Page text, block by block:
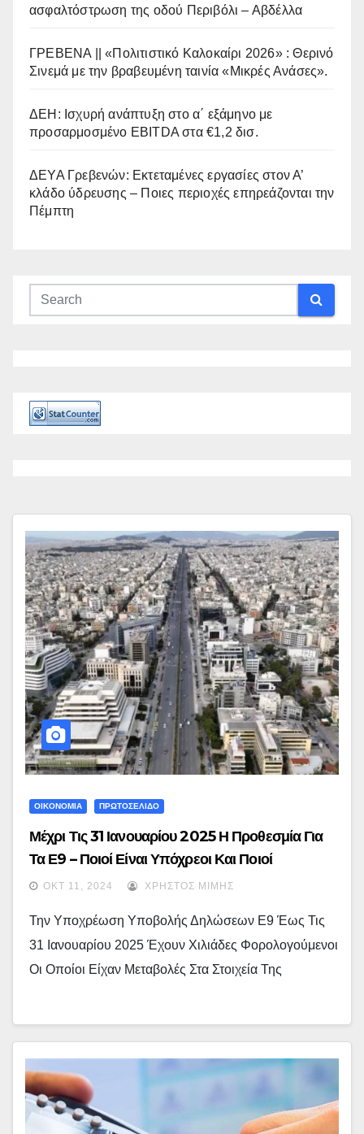
ασφαλτόστρωση της οδού Περιβόλι – Αβδέλλα
ΓΡΕΒΕΝΑ || «Πολιτιστικό Καλοκαίρι 2026» : Θερινό
Σινεμά με την βραβευμένη ταινία «Μικρές Ανάσες».
ΔΕΗ: Ισχυρή ανάπτυξη στο α΄ εξάμηνο με
προσαρμοσμένο EBITDA στα €1,2 δισ.
ΔΕΥΑ Γρεβενών: Εκτεταμένες εργασίες στον Α’
κλάδο ύδρευσης – Ποιες περιοχές επηρεάζονται την
Πέμπτη
ΟΙΚΟΝΟΜΙΑ ΠΡΩΤΟΣΕΛΙΔΟ
Μέχρι Τις 31 Ιανουαρίου 2025 Η Προθεσμία Για
Τα Ε9 – Ποιοί Είναι Υπόχρεοι Και Ποιοί
Εξαιρούνται
ΟΚΤ 11, 2024 ΧΡΉΣΤΟΣ ΜΊΜΗΣ
Την Υποχρέωση Υποβολής Δηλώσεων Ε9 Έως Τις
31 Ιανουαρίου 2025 Έχουν Χιλιάδες Φορολογούμενοι
Οι Οποίοι Είχαν Μεταβολές Στα Στοιχεία Της